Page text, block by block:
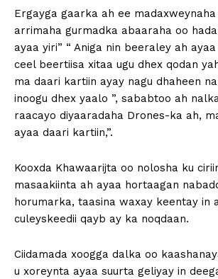
Ergayga gaarka ah ee
arrimaha gurmadka abaaraha oo
ayaa yiri” “ Aniga nin beeraley ah
ceel beertiisa xitaa ugu dhex qodan
ma daari kartiin ayay nagu dhaheen
inoogu dhex yaalo ”, sababtoo ah
raacayo diyaaradaha Drones-ka ah,
ayaa daari kartiin,”.
Kooxda Khawaarijta oo nolosha ku
masaakiinta ah ayaa hortaagan
horumarka, taasina waxay keentay in
culeyskeedii qayb ay ka noqdaan.
Ciidamada xoogga dalka oo
u xoreynta ayaa suurta geliyay in